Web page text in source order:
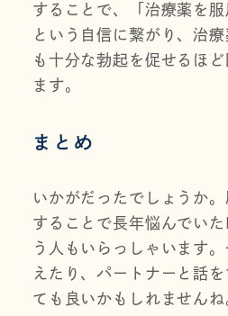
することで、「治療薬を服
という自信に繋がり、治
も十分な勃起を促せるほ
ます。
まとめ
いかがだったでしょうか
することで長年悩んでい
う人もいらっしゃいます
えたり、パートナーと話
ても良いかもしれませんね